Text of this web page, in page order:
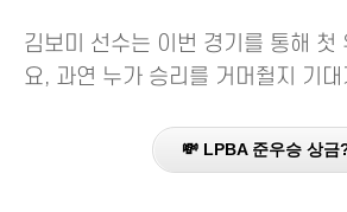
김보미 선수는 이번 경기를 통해 첫
요, 과연 누가 승리를 거머쥘지 기
💸 LPBA 준우승 상금